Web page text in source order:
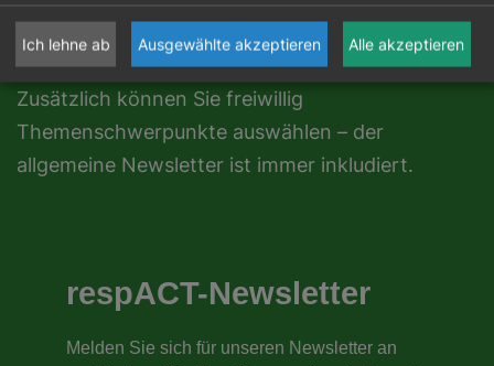
Monat aktuelle Einblicke, Themen und
Aktivitäten von respACT.
Zusätzlich können Sie freiwillig
Themenschwerpunkte auswählen – der
allgemeine Newsletter ist immer inkludiert.
Ich lehne ab Ausgewählte akzeptieren Alle akzeptieren